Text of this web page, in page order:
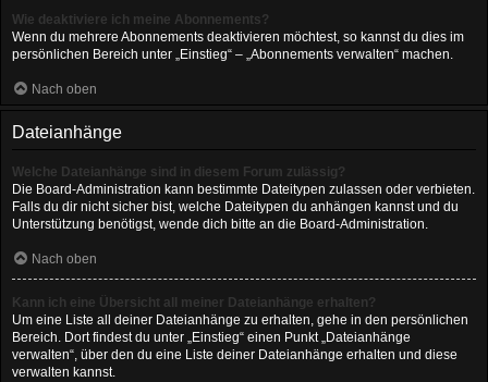
Wie deaktiviere ich meine Abonnements?
Wenn du mehrere Abonnements deaktivieren möchtest, so kannst du dies im
persönlichen Bereich unter „Einstieg“ – „Abonnements verwalten“ machen.
Nach oben
Dateianhänge
Welche Dateianhänge sind in diesem Forum zulässig?
Die Board-Administration kann bestimmte Dateitypen zulassen oder verbieten.
Falls du dir nicht sicher bist, welche Dateitypen du anhängen kannst und du
Unterstützung benötigst, wende dich bitte an die Board-Administration.
Nach oben
Kann ich eine Übersicht all meiner Dateianhänge erhalten?
Um eine Liste all deiner Dateianhänge zu erhalten, gehe in den persönlichen
Bereich. Dort findest du unter „Einstieg“ einen Punkt „Dateianhänge
verwalten“, über den du eine Liste deiner Dateianhänge erhalten und diese
verwalten kannst.